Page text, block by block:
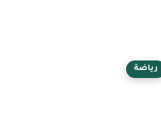
رياضة